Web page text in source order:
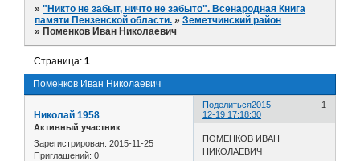
»"Никто не забыт, ничто не забыто". Всенародная Книга
памяти Пензенской области. »Земетчинский район
» Поменков Иван Николаевич
Поменков Иван Николаевич
Страница:1
Поделиться 1
2015-
12-19 17:18:30
Николай 1958
Активный участник
Зарегистрирован: 2015-11-25
Приглашений: 0
ПОМЕНКОВ ИВАН
НИКОЛАЕВИЧ